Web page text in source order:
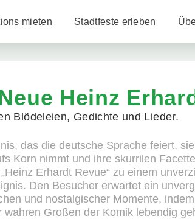
mieten Stadtfeste erleben
Heinz
Blödeleien, Gedichte und Lieder.
das die deutsche Sprache feiert,
Korn nimmt und ihre skurrilen
Erhardt Revue“ zu einem
Den Besucher erwartet ein
und nostalgischer Momente,
wahren Großen der Komik lebendig